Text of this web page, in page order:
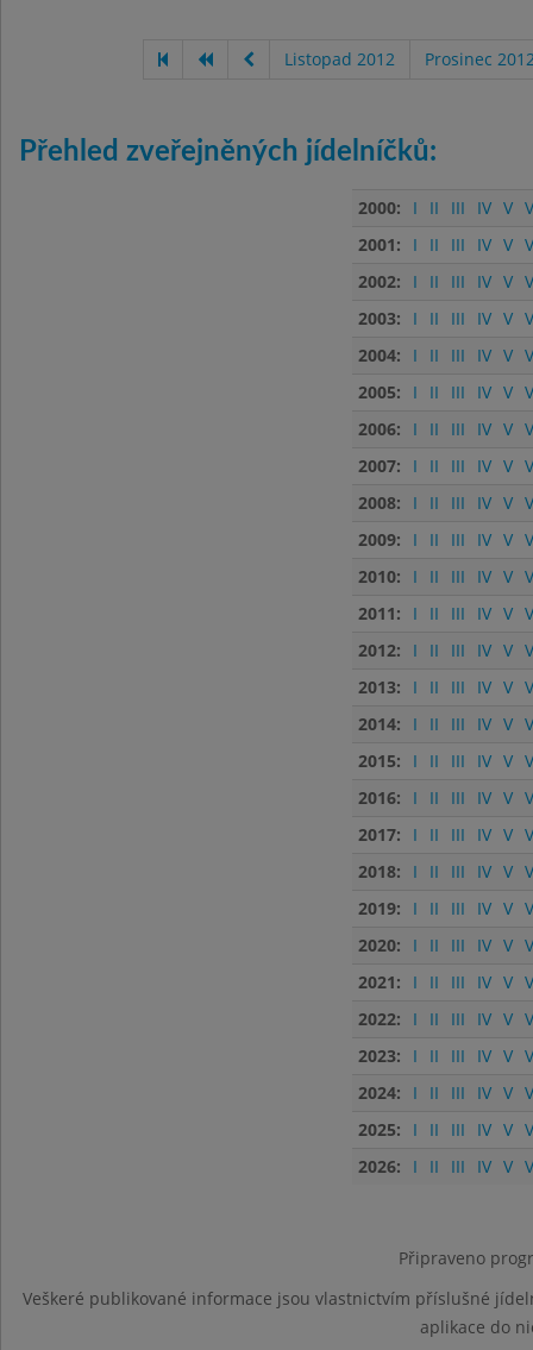
Listopad 2012 Prosinec
Přehled zveřejněných jídelníčků:
2000: I II III IV V
2001:
I II III IV V
2002:
I II III IV V
2003:
I II III IV V
2004:
I II III IV V
2005:
I II III IV V
2006:
I II III IV V
2007:
I II III IV V
2008:
I II III IV V
2009:
I II III IV V
2010:
I II III IV V
2011:
I II III IV V
2012:
I II III IV V
2013:
I II III IV V
2014:
I II III IV V
2015:
I II III IV V
2016:
I II III IV V
2017:
I II III IV V
2018:
I II III IV V
2019:
I II III IV V
2020:
I II III IV V
2021:
I II III IV V
2022:
I II III IV V
2023:
I II III IV V
2024:
I II III IV V
2025:
I II III IV V
2026:
I II III IV V
Připraveno
Veškeré publikované informace jsou vlastnictvím příslušné
aplikace do